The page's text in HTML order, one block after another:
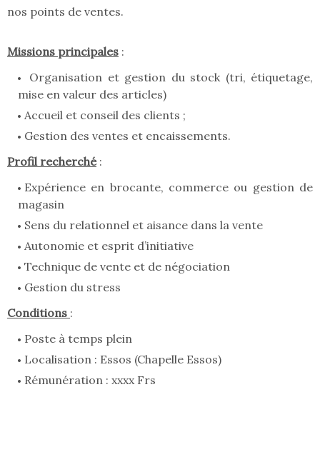
nos points de ventes.
Missions principales :
Organisation et gestion du stock (tri, étiquetage,
mise en valeur des articles)
Accueil et conseil des clients ;
Gestion des ventes et encaissements.
Profil recherché:
Expérience en brocante, commerce ou gestion de
magasin
Sens du relationnel et aisance dans la vente
Autonomie et esprit d’initiative
Technique de vente et de négociation
Gestion du stress
Conditions :
Poste à temps plein
Localisation : Essos (Chapelle Essos)
Rémunération : xxxx Frs